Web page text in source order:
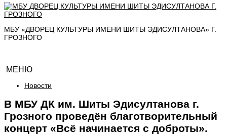
МБУ «ДВОРЕЦ КУЛЬТУРЫ ИМЕНИ ШИТЫ ЭДИСУЛТАНОВА» Г.
ГРОЗНОГО
МЕНЮ
Новости
В МБУ ДК им. Шиты Эдисултанова г.
Грозного проведён благотворительный
концерт «Всё начинается с доброты».